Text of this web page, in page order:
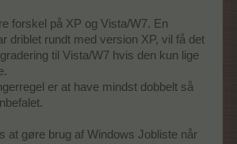
forskel på XP og Vista/W7. En
driblet rundt med version XP, vil få det
til Vista/W7 hvis den kun lige
er at have mindst dobbelt så
at gøre brug af Windows Jobliste når